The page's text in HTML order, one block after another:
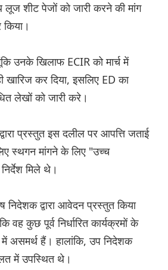
शीट पेजों को जारी करने की मांग
उनके खिलाफ ECIR को मार्च में
खारिज कर दिया, इसलिए ED का
लेखों को जारी करे।
प्रस्तुत इस दलील पर आपत्ति जताई
स्थगन मांगने के लिए "उच्च
मिले थे।
निदेशक द्वारा आवेदन प्रस्तुत किया
वह कुछ पूर्व निर्धारित कार्यक्रमों के
असमर्थ हैं। हालांकि, उप निदेशक
में उपस्थित थे।